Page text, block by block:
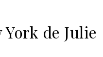
de Julie